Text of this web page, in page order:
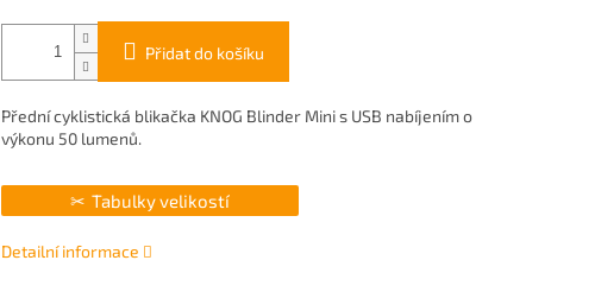
Přidat do košíku
Přední cyklistická blikačka KNOG Blinder Mini s USB nabíjením o
výkonu 50 lumenů.
Tabulky velikostí
Detailní informace